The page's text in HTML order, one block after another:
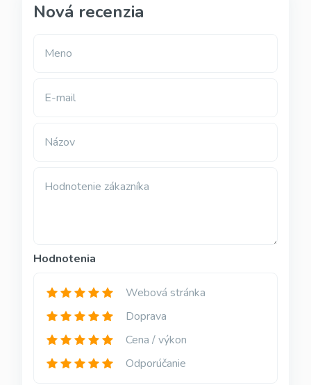
Nová recenzia
Meno
E-mail
Názov
Hodnotenie zákazníka
Hodnotenia
Webová stránka
Doprava
Cena / výkon
Odporúčanie